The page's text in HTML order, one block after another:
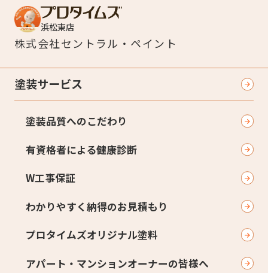
浜松東店
株式会社セントラル・ペイント
塗装サービス
塗装品質へのこだわり
有資格者による健康診断
W工事保証
わかりやすく納得のお見積もり
プロタイムズオリジナル塗料
アパート・マンションオーナーの皆様へ